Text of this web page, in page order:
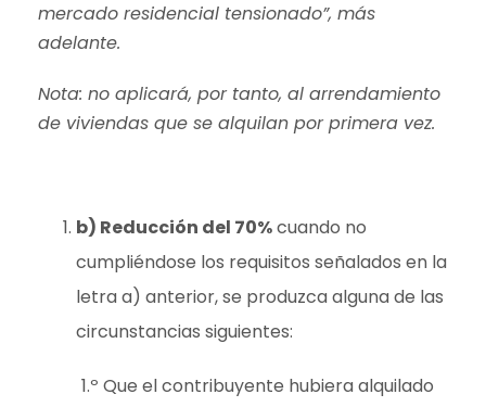
mercado residencial tensionado”, más
adelante.
Nota: no aplicará, por tanto, al arrendamiento
de viviendas que se alquilan por primera vez.
b) Reducción del 70%cuando no
cumpliéndose los requisitos señalados en la
letra a) anterior, se produzca alguna de las
circunstancias siguientes:
1.º Que el contribuyente hubiera alquilado